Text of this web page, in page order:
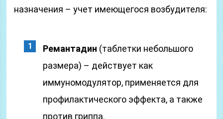
назначения – учет имеющегося возбудителя:
Ремантадин (таблетки небольшого
размера) – действует как
иммуномодулятор, применяется для
профилактического эффекта, а также
против гриппа.